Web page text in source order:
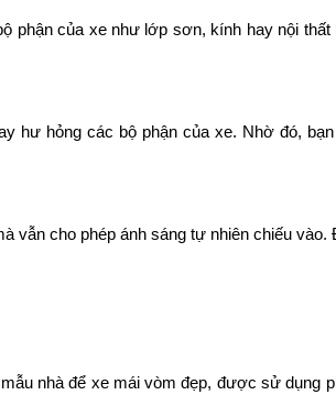
của xe như lớp sơn, kính hay nội thất
hư hỏng các bộ phận của xe. Nhờ đó,
vẫn cho phép ánh sáng tự nhiên chiếu vào.
nhà để xe mái vòm đẹp, được sử dụng